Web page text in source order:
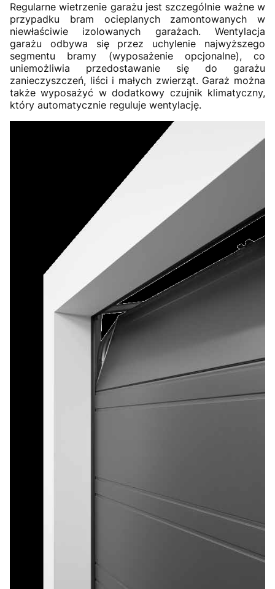
Regularne wietrzenie garażu jest szczególnie ważne w
przypadku bram ocieplanych zamontowanych w
niewłaściwie izolowanych garażach. Wentylacja
garażu odbywa się przez uchylenie najwyższego
segmentu bramy (wyposażenie opcjonalne), co
uniemożliwia przedostawanie się do garażu
zanieczyszczeń, liści i małych zwierząt. Garaż można
także wyposażyć w dodatkowy czujnik klimatyczny,
który automatycznie reguluje wentylację.